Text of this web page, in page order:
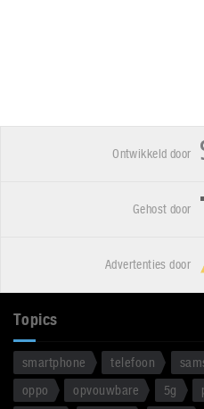
Ontwikkeld door
Gehost door
Advertenties door
Topics
smartphone telefoon
oppo
opvouwbare 5g